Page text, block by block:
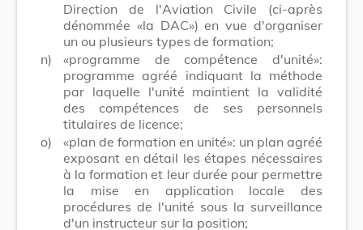
Direction de l'Aviation Civile (ci-après
dénommée «la DAC») en vue d'organiser
un ou plusieurs types de formation;
n)
«programme de compétence d'unité»:
programme agréé indiquant la méthode
par laquelle l'unité maintient la validité
des compétences de ses personnels
titulaires de licence;
o)
«plan de formation en unité»: un plan agréé
exposant en détail les étapes nécessaires
à la formation et leur durée pour permettre
la mise en application locale des
procédures de l'unité sous la surveillance
d'un instructeur sur la position;